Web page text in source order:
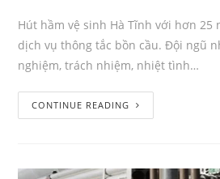
Hút hầm vệ sinh Hà Tĩnh với hơn
dịch vụ thông tắc bồn cầu. Đội ngũ
nghiệm, trách nhiệm, nhiệt tình…
CONTINUE READING